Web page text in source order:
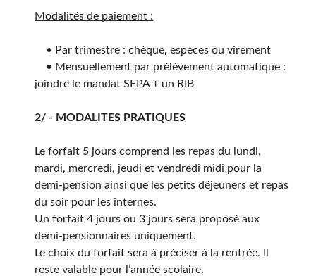
Modalités de paiement :
• Par trimestre : chèque, espèces ou virement
• Mensuellement par prélèvement automatique :
joindre le mandat SEPA + un RIB
2/ - MODALITES PRATIQUES
Le forfait 5 jours comprend les repas du lundi,
mardi, mercredi, jeudi et vendredi midi pour la
demi-pension ainsi que les petits déjeuners et repas
du soir pour les internes.
Un forfait 4 jours ou 3 jours sera proposé aux
demi-pensionnaires uniquement.
Le choix du forfait sera à préciser à la rentrée. Il
reste valable pour l’année scolaire.